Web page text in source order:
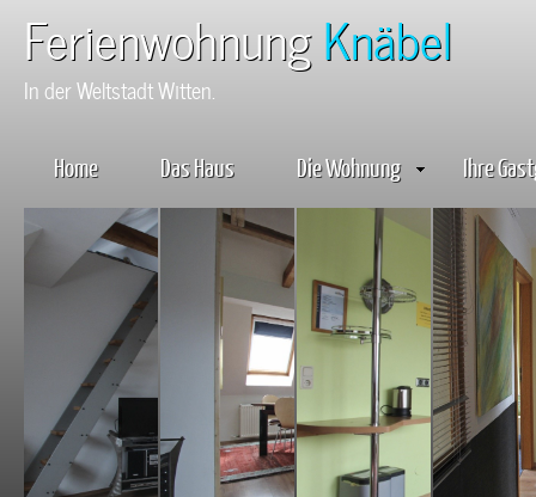
FerienwohnungKnäbel
In der Weltstadt Witten.
Home Das Haus Die Wohnung Ihre